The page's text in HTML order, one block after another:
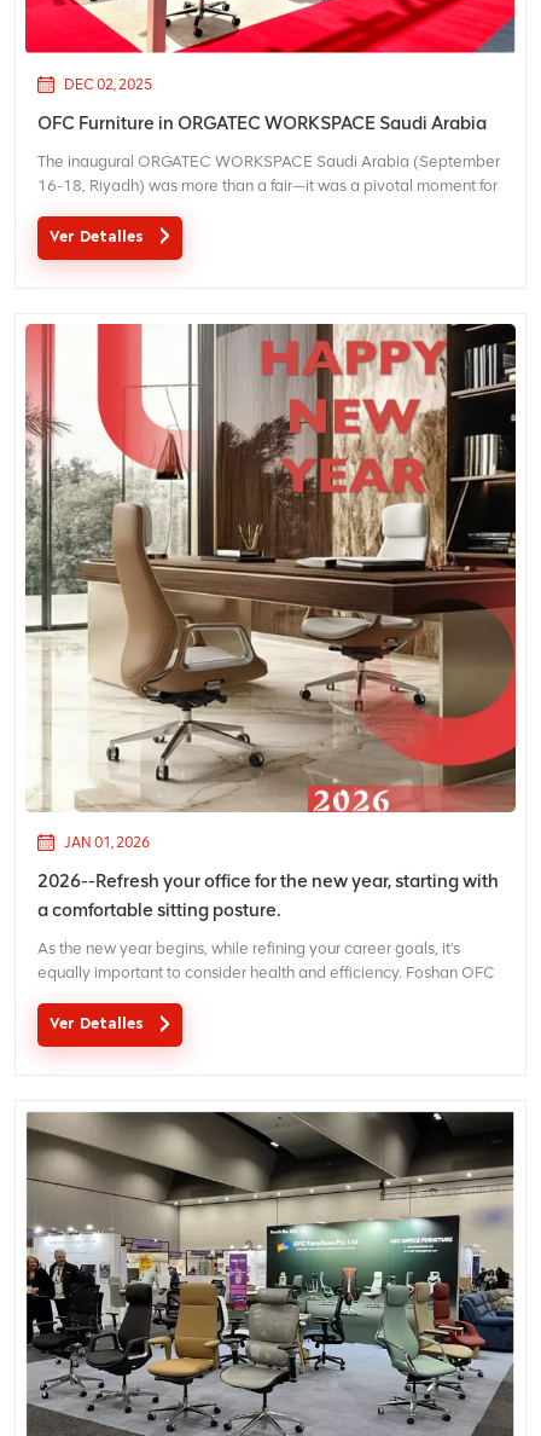
DEC 02, 2025
OFC Furniture in ORGATEC WORKSPACE Saudi Arabia
The inaugural ORGATEC WORKSPACE Saudi Arabia (September
16-18, Riyadh) was more than a fair—it was a pivotal moment for
workspace solutions and global insights essential for transforming
the workspace in line with Saudi Vision 2030...
Ver Detalles
JAN 01, 2026
2026--Refresh your office for the new year, starting with
a comfortable sitting posture.
As the new year begins, while refining your career goals, it's
equally important to consider health and efficiency. Foshan OFC
high-quality office chairs to create a comfortable and efficient
work experience for professionals, help...
Ver Detalles